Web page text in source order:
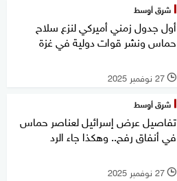
شرق أوسط
أول جدول زمني أميركي لنزع سلاح
حماس ونشر قوات دولية في غزة
l 27 نوفمبر 2025
شرق أوسط
تفاصيل عرض إسرائيل لعناصر حماس
في أنفاق رفح.. وهكذا جاء الرد
l 27 نوفمبر 2025